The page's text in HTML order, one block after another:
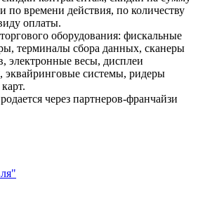
по времени действия, по количеству
оплаты.
оборудования: фискальные
терминалы сбора данных, сканеры
электронные весы, дисплеи
эквайринговые системы, ридеры
через партнеров-франчайзи